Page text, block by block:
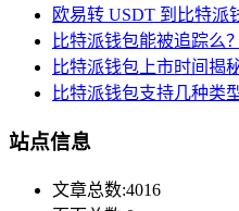
欧易转 USDT 到比特派
比特派钱包能被追踪么
比特派钱包上市时间揭
比特派钱包支持几种类
站点信息
文章总数:4016